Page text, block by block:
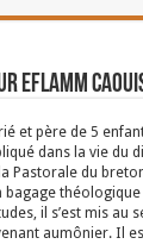
Eflamm
et père de 5
dans la vie du
Pastorale du
bagage
il s’est mis au
aumônier. Il